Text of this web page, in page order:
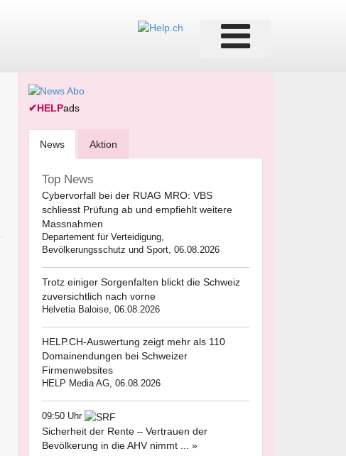
✔HELPads
News Aktion
Top News
Cybervorfall bei der RUAG MRO: VBS
schliesst Prüfung ab und empfiehlt weitere
Massnahmen
Departement für Verteidigung,
Bevölkerungsschutz und Sport, 06.08.2026
Trotz einiger Sorgenfalten blickt die Schweiz
zuversichtlich nach vorne
Helvetia Baloise, 06.08.2026
HELP.CH-Auswertung zeigt mehr als 110
Domainendungen bei Schweizer
Firmenwebsites
HELP Media AG, 06.08.2026
09:50 Uhr
Sicherheit der Rente – Vertrauen der
Bevölkerung in die AHV nimmt ... »